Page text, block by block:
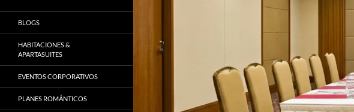
BLOGS
HABITACIONES &
APARTASUITES
EVENTOS CORPORATIVOS
PLANES ROMÁNTICOS